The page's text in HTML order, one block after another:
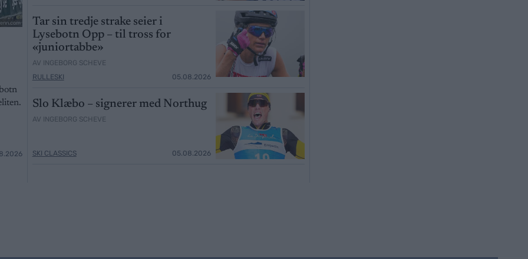
Tar sin tredje strake seier i
Lysebotn Opp – til tross for
«juniortabbe»
AV INGEBORG SCHEVE
RULLESKI
05.08.2026
Slo Klæbo – signerer med Northug
AV INGEBORG SCHEVE
SKI CLASSICS 05.08.2026